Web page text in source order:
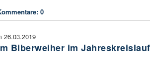
0
26.03.2019
Biberweiher im Jahreskreislauf